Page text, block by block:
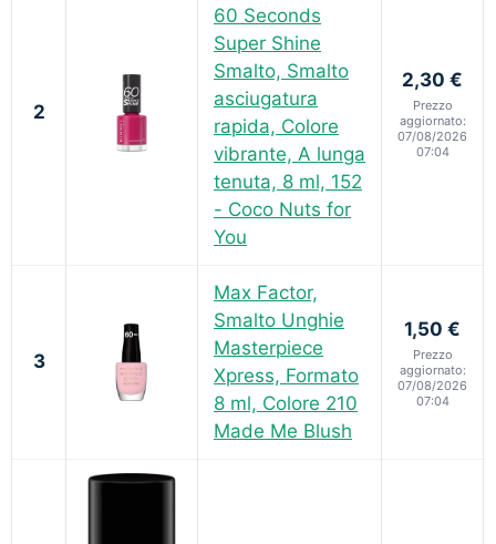
2
60 Seconds
Super Shine
Smalto, Smalto
asciugatura
rapida, Colore
vibrante, A lunga
tenuta, 8 ml, 152
- Coco Nuts for
You
2,30 €
Prezzo
aggiornato:
07/08/2026
07:04
3
Max Factor,
Smalto Unghie
Masterpiece
Xpress, Formato
8 ml, Colore 210
Made Me Blush
1,50 €
Prezzo
aggiornato:
07/08/2026
07:04